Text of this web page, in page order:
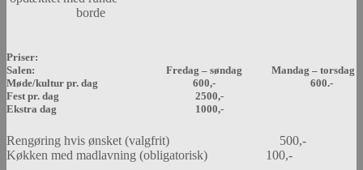
borde
Priser:
Salen: Fredag – søndag Mandag – torsdag
Møde/kultur pr. dag 600,- 600.-
Fest pr. dag 2500,-
Ekstra dag 1000,-
Rengøring hvis ønsket (valgfrit) 500,-
Køkken med madlavning (obligatorisk) 100,-